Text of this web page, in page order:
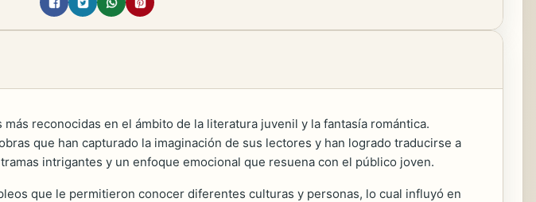
reconocidas en el ámbito de la literatura juvenil y la fantasía romántica.
que han capturado la imaginación de sus lectores y han logrado traducirse a
intrigantes y un enfoque emocional que resuena con el público joven.
que le permitieron conocer diferentes culturas y personas, lo cual influyó en